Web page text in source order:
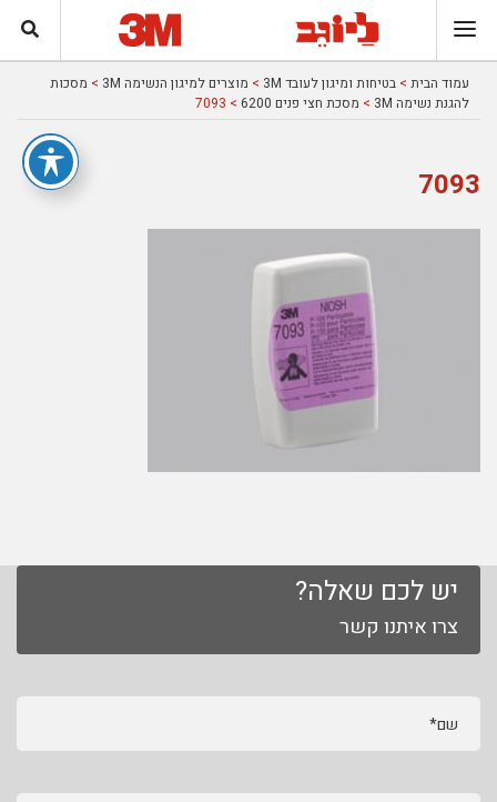
עמוד הבית > בטיחות ומיגון לעובד 3M > מוצרים למיגון הנשימה 3M > מסכות
להגנת נשימה 3M
> מסכת חצי פנים 6200 > 7093
7093
יש לכם שאלה?
צרו איתנו קשר
שם*